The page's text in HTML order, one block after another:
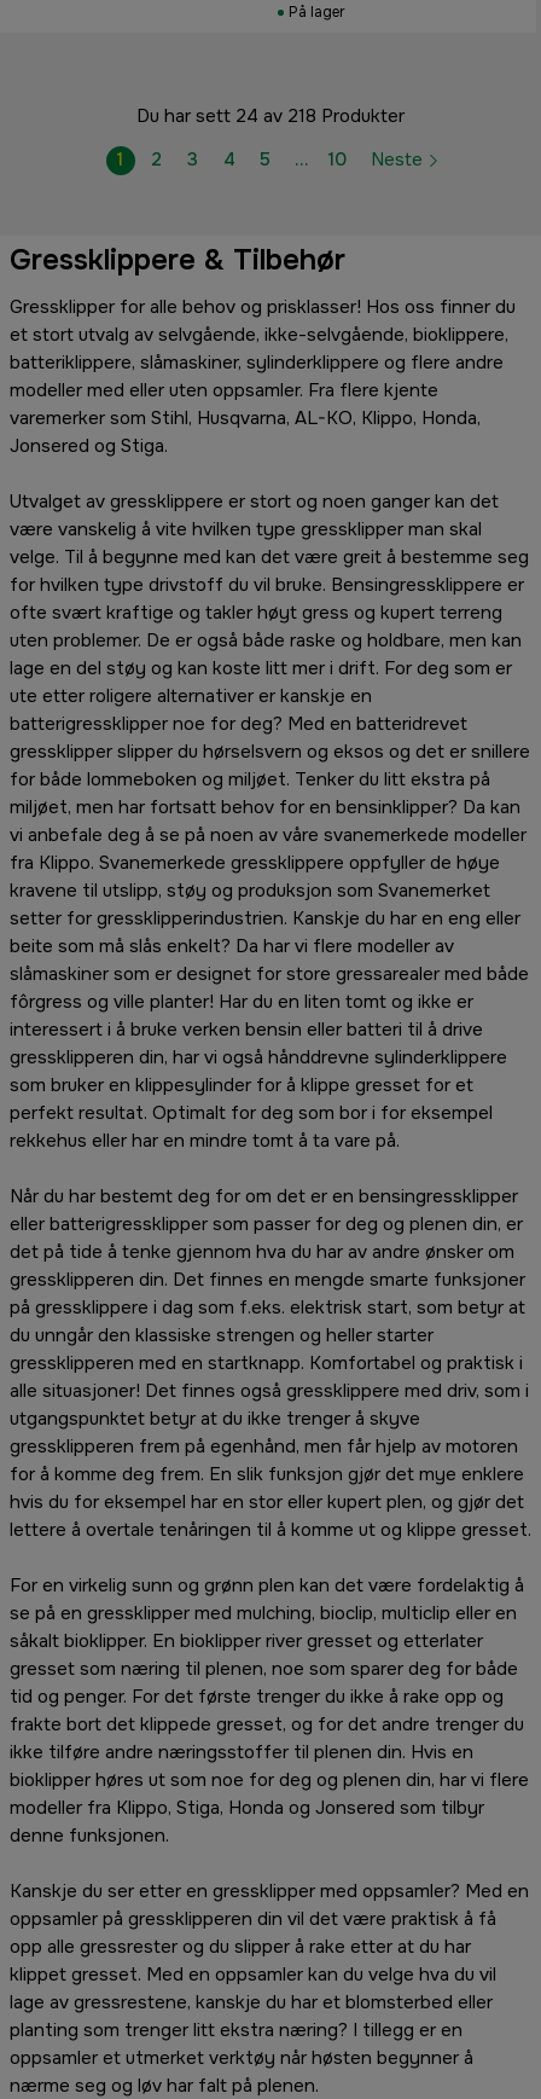
På lager
Du har sett 24 av 218 Produkter
1
2 3 4 5 … 10 Neste
Gressklippere & Tilbehør
Gressklipper for alle behov og prisklasser! Hos oss finner du
et stort utvalg av selvgående, ikke-selvgående, bioklippere,
batteriklippere, slåmaskiner, sylinderklippere og flere andre
modeller med eller uten oppsamler. Fra flere kjente
varemerker som Stihl, Husqvarna, AL-KO, Klippo, Honda,
Jonsered og Stiga.
Utvalget av gressklippere er stort og noen ganger kan det
være vanskelig å vite hvilken type gressklipper man skal
velge. Til å begynne med kan det være greit å bestemme seg
for hvilken type drivstoff du vil bruke. Bensingressklippere er
ofte svært kraftige og takler høyt gress og kupert terreng
uten problemer. De er også både raske og holdbare, men kan
lage en del støy og kan koste litt mer i drift. For deg som er
ute etter roligere alternativer er kanskje en
batterigressklipper noe for deg? Med en batteridrevet
gressklipper slipper du hørselsvern og eksos og det er snillere
for både lommeboken og miljøet. Tenker du litt ekstra på
miljøet, men har fortsatt behov for en bensinklipper? Da kan
vi anbefale deg å se på noen av våre svanemerkede modeller
fra Klippo. Svanemerkede gressklippere oppfyller de høye
kravene til utslipp, støy og produksjon som Svanemerket
setter for gressklipperindustrien. Kanskje du har en eng eller
beite som må slås enkelt? Da har vi flere modeller av
slåmaskiner som er designet for store gressarealer med både
fôrgress og ville planter! Har du en liten tomt og ikke er
interessert i å bruke verken bensin eller batteri til å drive
gressklipperen din, har vi også hånddrevne sylinderklippere
som bruker en klippesylinder for å klippe gresset for et
perfekt resultat. Optimalt for deg som bor i for eksempel
rekkehus eller har en mindre tomt å ta vare på.
Når du har bestemt deg for om det er en bensingressklipper
eller batterigressklipper som passer for deg og plenen din, er
det på tide å tenke gjennom hva du har av andre ønsker om
gressklipperen din. Det finnes en mengde smarte funksjoner
på gressklippere i dag som f.eks. elektrisk start, som betyr at
du unngår den klassiske strengen og heller starter
gressklipperen med en startknapp. Komfortabel og praktisk i
alle situasjoner! Det finnes også gressklippere med driv, som i
utgangspunktet betyr at du ikke trenger å skyve
gressklipperen frem på egenhånd, men får hjelp av motoren
for å komme deg frem. En slik funksjon gjør det mye enklere
hvis du for eksempel har en stor eller kupert plen, og gjør det
lettere å overtale tenåringen til å komme ut og klippe gresset.
For en virkelig sunn og grønn plen kan det være fordelaktig å
se på en gressklipper med mulching, bioclip, multiclip eller en
såkalt bioklipper. En bioklipper river gresset og etterlater
gresset som næring til plenen, noe som sparer deg for både
tid og penger. For det første trenger du ikke å rake opp og
frakte bort det klippede gresset, og for det andre trenger du
ikke tilføre andre næringsstoffer til plenen din. Hvis en
bioklipper høres ut som noe for deg og plenen din, har vi flere
modeller fra Klippo, Stiga, Honda og Jonsered som tilbyr
denne funksjonen.
Kanskje du ser etter en gressklipper med oppsamler? Med en
oppsamler på gressklipperen din vil det være praktisk å få
opp alle gressrester og du slipper å rake etter at du har
klippet gresset. Med en oppsamler kan du velge hva du vil
lage av gressrestene, kanskje du har et blomsterbed eller
planting som trenger litt ekstra næring? I tillegg er en
oppsamler et utmerket verktøy når høsten begynner å
nærme seg og løv har falt på plenen.